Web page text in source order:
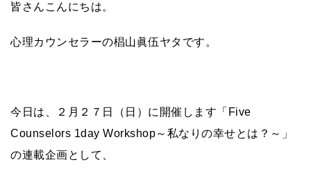
皆さんこんにちは。
心理カウンセラーの椙山眞伍ヤタです。
今日は、２月２７日（日）に開催します「Five
Counselors 1day Workshop～私なりの幸せとは？～」
の連載企画として、